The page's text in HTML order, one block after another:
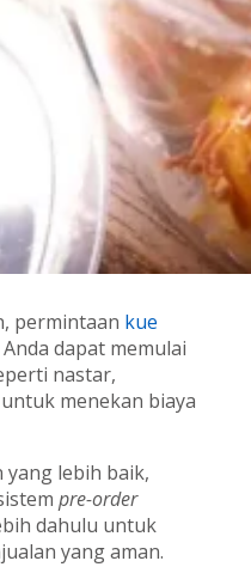
permintaan kue
dapat memulai
nastar,
menekan biaya
lebih baik,
pre-order
dahulu untuk
yang aman.